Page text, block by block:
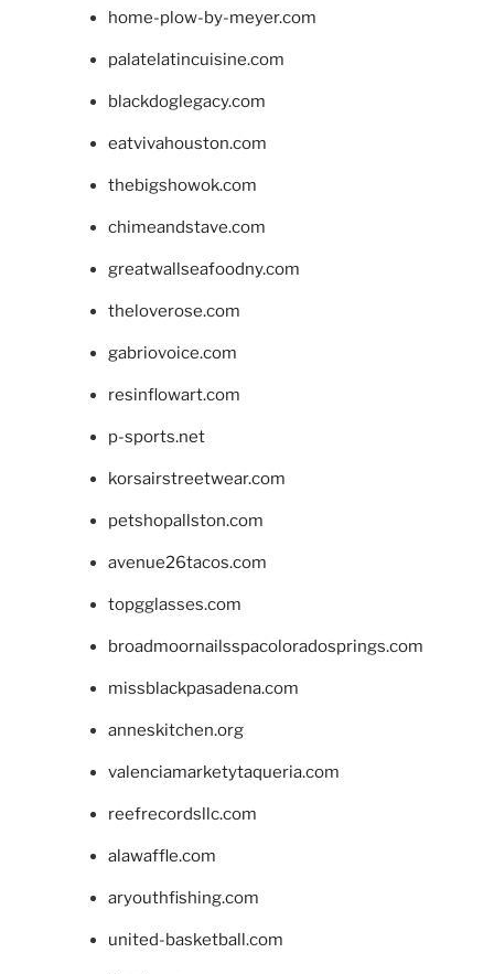
home-plow-by-meyer.com
palatelatincuisine.com
blackdoglegacy.com
eatvivahouston.com
thebigshowok.com
chimeandstave.com
greatwallseafoodny.com
theloverose.com
gabriovoice.com
resinflowart.com
p-sports.net
korsairstreetwear.com
petshopallston.com
avenue26tacos.com
topgglasses.com
broadmoornailsspacoloradosprings.com
missblackpasadena.com
anneskitchen.org
valenciamarketytaqueria.com
reefrecordsllc.com
alawaffle.com
aryouthfishing.com
united-basketball.com